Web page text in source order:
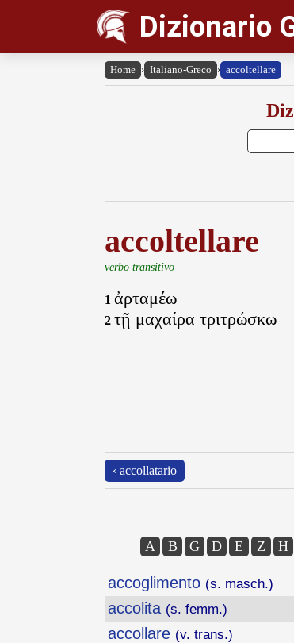
Dizionario
Home › Italiano-Greco › accoltellare
accoltellare
verbo transitivo
1 ἀρταμέω
2 τῇ μαχαίρα τριτρώσκω
‹ accollatario
A B G D E Z H
accoglimento (s. masch.)
accolita (s. femm.)
accollare (v. trans.)